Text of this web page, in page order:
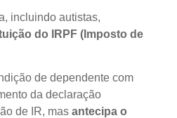
incluindo autistas,
do IRPF (Imposto de
de dependente com
da declaração
de IR, mas antecipa o